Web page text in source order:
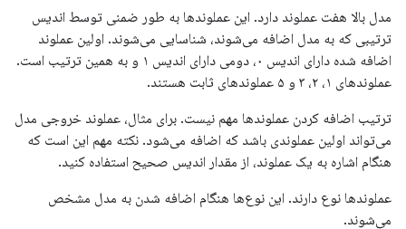
مدل بالا هفت عملوند دارد. این عملوندها به طور ضمنی توسط اندیس
ترتیبی که به مدل اضافه می‌شوند، شناسایی می‌شوند. اولین عملوند
اضافه شده دارای اندیس ۰، دومی دارای اندیس ۱ و به همین ترتیب است.
عملوندهای ۱، ۲، ۳ و ۵ عملوندهای ثابت هستند.
ترتیب اضافه کردن عملوندها مهم نیست. برای مثال، عملوند خروجی مدل
می‌تواند اولین عملوندی باشد که اضافه می‌شود. نکته مهم این است که
هنگام اشاره به یک عملوند، از مقدار اندیس صحیح استفاده کنید.
عملوندها نوع دارند. این نوع‌ها هنگام اضافه شدن به مدل مشخص
می‌شوند.